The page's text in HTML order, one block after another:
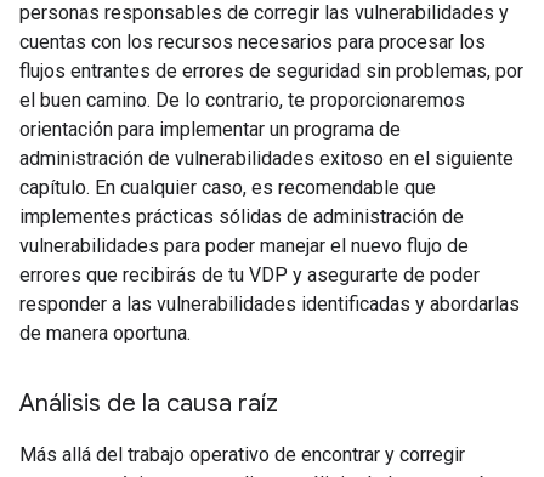
personas responsables de corregir las vulnerabilidades y
cuentas con los recursos necesarios para procesar los
flujos entrantes de errores de seguridad sin problemas, por
el buen camino. De lo contrario, te proporcionaremos
orientación para implementar un programa de
administración de vulnerabilidades exitoso en el siguiente
capítulo. En cualquier caso, es recomendable que
implementes prácticas sólidas de administración de
vulnerabilidades para poder manejar el nuevo flujo de
errores que recibirás de tu VDP y asegurarte de poder
responder a las vulnerabilidades identificadas y abordarlas
de manera oportuna.
Análisis de la causa raíz
Más allá del trabajo operativo de encontrar y corregir